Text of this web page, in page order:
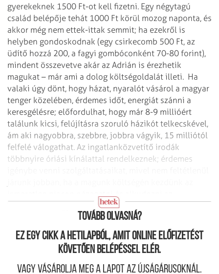
gyerekeknek 1500 Ft-ot kell fizetni. Egy négytagú
család belépője tehát 1000 Ft körül mozog naponta, és
akkor még nem ettek-ittak semmit; ha ezekről is
helyben gondoskodnak (egy csirkecomb 500 Ft, az
üdítő hozzá 200, a fagyi gombóconként 70-80 forint),
mindent összevetve akár az Adrián is érezhetik
magukat – már ami a dolog költségoldalát illeti. Ha
valaki úgy dönt, hogy házat, nyaralót vásárol a magyar
tenger közelében, érdemes időt, energiát szánni a
keresgélésre; előfordulhat, hogy már 8-9 millióért
találunk kicsi, felújításra szoruló házikót telkecskével,
ám aki nagyobbra, szebbre, jobbra vágyik, 15 milliótól
felfelé válogathat. Az ingatlanközvetítő irodák
többnyire óriási kínálattal rendelkeznek; érdemes
esetenként – agyafúrt eladókkal.
Tovább olvasná?
Ez egy cikk a hetilapból, amit online előfizetést
követően belépéssel elér.
Vagy vásárolja meg a lapot az újságárusoknál.